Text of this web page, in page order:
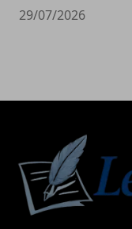
29/07/2026